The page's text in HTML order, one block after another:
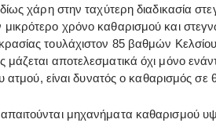
χάρη στην ταχύτερη διαδικασία
χρόνο καθαρισμού και
τουλάχιστον 85 βαθμών
αποτελεσματικά όχι μόνο
ατμού, είναι δυνατός ο καθαρισμός
μηχανήματα καθαρισμού